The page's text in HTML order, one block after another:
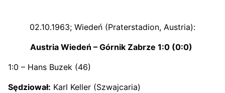
02.10.1963; Wiedeń (Praterstadion, Austria):
Austria Wiedeń – Górnik Zabrze 1:0 (0:0)
1:0 – Hans Buzek (46)
Sędziował: Karl Keller (Szwajcaria)